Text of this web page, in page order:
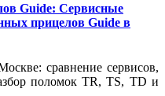
Guide: Сервисные
прицелов Guide в
сравнение сервисов,
поломок TR, TS, TD и